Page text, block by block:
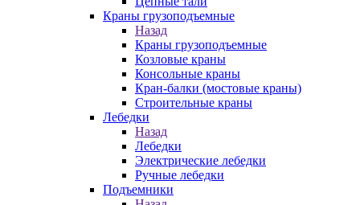
Краны грузоподъемные
Назад
Краны грузоподъемные
Козловые краны
Консольные краны
Кран-балки (мостовые краны)
Строительные краны
Лебедки
Назад
Лебедки
Электрические лебедки
Ручные лебедки
Подъемники